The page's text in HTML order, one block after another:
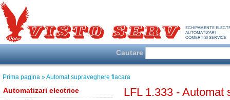
Cautare
Prima pagina » Automat supraveghere flacara
Automatizari electrice LFL 1.333 - Automat